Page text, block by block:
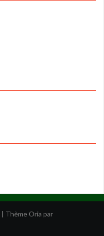
| Thème Oria par